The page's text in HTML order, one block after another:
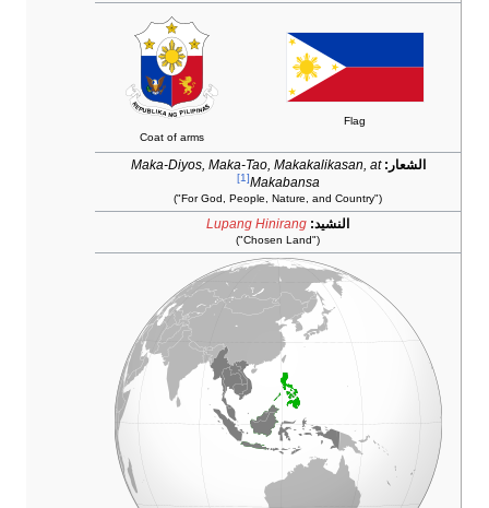
Flag
Coat of arms
الشعار:Maka-Diyos, Maka-Tao, Makakalikasan, at
Makabansa
[1]
("For God, People, Nature, and Country")
النشيد: Lupang Hinirang
("Chosen Land")